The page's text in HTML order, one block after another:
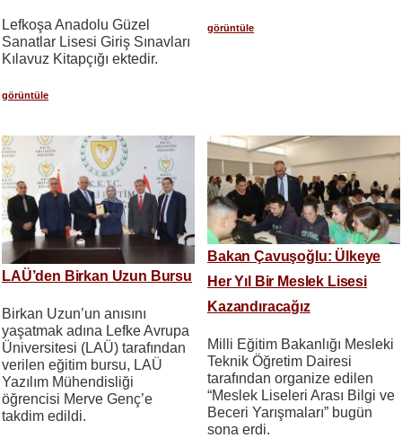
Lefkoşa Anadolu Güzel
Sanatlar Lisesi Giriş Sınavları
Kılavuz Kitapçığı ektedir.
görüntüle
görüntüle
LAÜ’den Birkan Uzun Bursu
Birkan Uzun’un anısını
yaşatmak adına Lefke Avrupa
Üniversitesi (LAÜ) tarafından
verilen eğitim bursu, LAÜ
Yazılım Mühendisliği
öğrencisi Merve Genç’e
takdim edildi.
Bakan Çavuşoğlu: Ülkeye
Her Yıl Bir Meslek Lisesi
Kazandıracağız
Milli Eğitim Bakanlığı Mesleki
Teknik Öğretim Dairesi
tarafından organize edilen
“Meslek Liseleri Arası Bilgi ve
Beceri Yarışmaları” bugün
sona erdi.